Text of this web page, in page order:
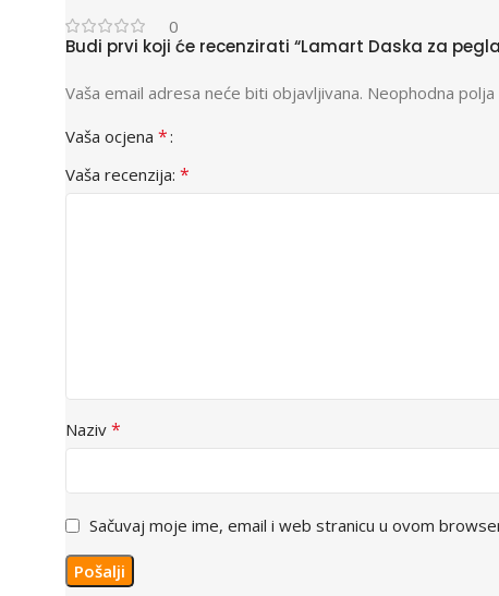
0
Budi prvi koji će recenzirati “Lamart Daska za
Vaša email adresa neće biti objavljivana. Neophodna polja
Vaša ocjena *
Vaša recenzija: *
Naziv *
Sačuvaj moje ime, email i web stranicu u ovom